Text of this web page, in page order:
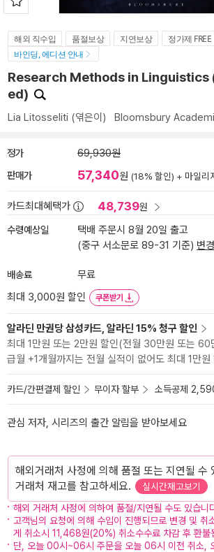
해외 직수입 품절보상 지연보상 정가제 FREE
바인딩, 에디션 안내
Research Methods in Linguistics
ed)
Lia Litosseliti (엮은이) Bloomsbury
정가 69,930원
판매가 57,340원 (18% 할인) + 마일리
카드최대혜택가 48,739원
수령예상일
택배 주문시 8월 20일 출고
(중구 서소문로 89-31 기준) 변경
배송료
무료
최대 3,000원 할인
쿠폰받기
알라딘 만권당 삼성카드, 알라딘 15% 청구 할인
최대 1만원 또는 2만원 할인(전월 30만원 또는
급월 +1개월까지는 전월 실적이 없어도 최대 1만원
카드/간편결제 할인 무이자 할부 소득공제
관심 저자, 시리즈의 출간 알림을 받아보세요
해외거래처 사정에 의해 품절 또는 지연될 수
거래처 재고를 참고하세요.
실시간재고보기
해외 거래처 사정에 의하여 품절/지연될 수도 있습니
고객님의 요청에 의해 수입이 진행되므로 변경 및 취
게 취소시 11,468원(20%) 취소수수료 차감 후 환불
단, 오늘 00시~06시 주문을 오늘 06시 이전 취소,